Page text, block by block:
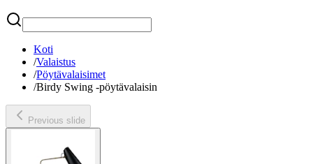
Etsi
Koti
/Valaistus
/Pöytävalaisimet
/Birdy Swing -pöytävalaisin
Previous slide